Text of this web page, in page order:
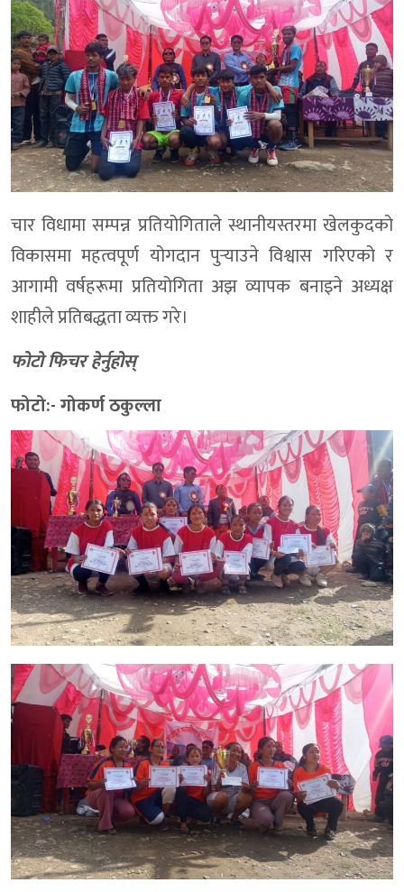
चार विधामा सम्पन्न प्रतियोगिताले स्थानीयस्तरमा खेलकुदको
विकासमा महत्वपूर्ण योगदान पुर्‍याउने विश्वास गरिएको र
आगामी वर्षहरूमा प्रतियोगिता अझ व्यापक बनाइने अध्यक्ष
शाहीले प्रतिबद्धता व्यक्त गरे।
फोटो फिचर हेर्नुहोस्
फोटो:- गोकर्ण ठकुल्ला